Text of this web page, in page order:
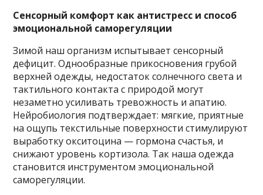
Сенсорный комфорт как антистресс и способ
эмоциональной саморегуляции
Зимой наш организм испытывает сенсорный
дефицит. Однообразные прикосновения грубой
верхней одежды, недостаток солнечного света и
тактильного контакта с природой могут
незаметно усиливать тревожность и апатию.
Нейробиология подтверждает: мягкие, приятные
на ощупь текстильные поверхности стимулируют
выработку окситоцина — гормона счастья, и
снижают уровень кортизола. Так наша одежда
становится инструментом эмоциональной
саморегуляции.